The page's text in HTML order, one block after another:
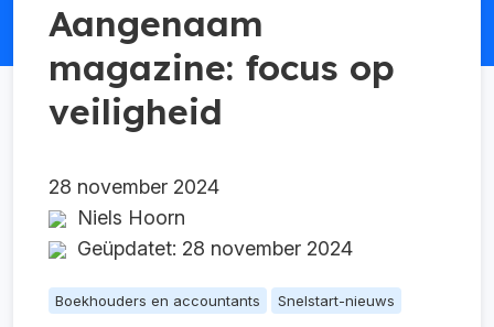
Aangenaam
magazine: focus op
veiligheid
28 november 2024
Niels Hoorn
Geüpdatet: 28 november 2024
Boekhouders en accountants Snelstart-nieuws